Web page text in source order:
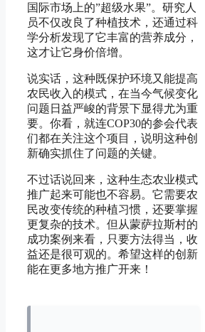
国际市场上的”超级水果”。研究人
员不仅改良了种植技术，还通过科
学分析发现了它丰富的营养成分，
这才让它身价倍增。
说实话，这种既保护环境又能提高
农民收入的模式，在当今气候变化
问题日益严峻的背景下显得尤为重
要。你看，就连COP30的参会代表
们都在关注这个项目，说明这种创
新确实抓住了问题的关键。
不过话说回来，这种生态农业模式
推广起来可能也不容易。它需要农
民改变传统的种植习惯，还要掌握
更复杂的技术。但从蒙萨拉斯村的
成功案例来看，只要方法得当，收
益还是很可观的。希望这样的创新
能在更多地方推广开来！